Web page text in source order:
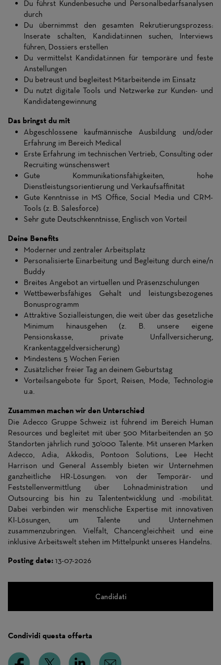
Du führst Kundenbesuche und Personalbedarfsanalysen
durch
Du übernimmst den gesamten Rekrutierungsprozess:
Inserate schalten, Kandidat:innen suchen, Interviews
führen, Dossiers erstellen
Du vermittelst Kandidat:innen für temporäre und feste
Anstellungen
Du betreust und begleitest Mitarbeitende im Einsatz
Du nutzt digitale Tools und Netzwerke zur Kunden- und
Kandidatengewinnung
Das bringst du mit
Abgeschlossene kaufmännische Ausbildung und/oder
Erfahrung im Bereich Medical
Erste Erfahrung im technischen Vertrieb, Consulting oder
Recruiting wünschenswert
Gute Kommunikationsfähigkeiten, hohe
Dienstleistungsorientierung und Verkaufsaffinität
Gute Kenntnisse in MS Office, Social Media und CRM-
Tools (z. B. Salesforce)
Sehr gute Deutschkenntnisse, Englisch von Vorteil
Deine Benefits
Moderner und zentraler Arbeitsplatz
Personalisierte Einarbeitung und Begleitung durch eine/n
Buddy
Breites Angebot an virtuellen und Präsenzschulungen
Wettbewerbsfähiges Gehalt und leistungsbezogenes
Bonusprogramm
Attraktive Sozialleistungen, die weit über das gesetzliche
Minimum hinausgehen (z. B. unsere eigene
Pensionskasse, private Unfallversicherung,
Krankentaggeldversicherung)
Mindestens 5 Wochen Ferien
Zusätzlicher freier Tag an deinem Geburtstag
Vorteilsangebote für Sport, Reisen, Mode, Technologie
u.a.
Zusammen machen wir den Unterschied
Die Adecco Gruppe Schweiz ist führend im Bereich Human
Resources und begleitet mit über 500 Mitarbeitenden an 50
Standorten jährlich rund 30‘000 Talente. Mit unseren Marken
Adecco, Adia, Akkodis, Pontoon Solutions, Lee Hecht
Harrison und General Assembly bieten wir Unternehmen
ganzheitliche HR-Lösungen: von der Temporär- und
Feststellenvermittlung über Lohnadministration und
Outsourcing bis hin zu Talententwicklung und -mobilität.
Dabei verbinden wir menschliche Expertise mit innovativen
KI-Lösungen, um Talente und Unternehmen
zusammenzubringen. Vielfalt, Chancengleichheit und eine
inklusive Arbeitswelt stehen im Mittelpunkt unseres Handelns.
Posting date: 13-07-2026
Candidati
Condividi questa offerta